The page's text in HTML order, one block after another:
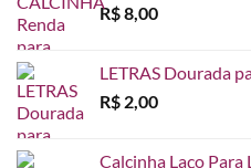
R$8,00
LETRAS Dourada
R$ 2,00
Calcinha Laço Para